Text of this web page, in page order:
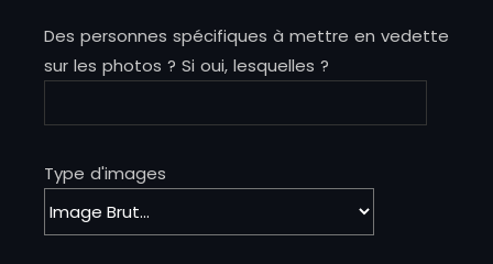
Des personnes spécifiques à mettre en vedette
sur les photos ? Si oui, lesquelles ?
Type d'images